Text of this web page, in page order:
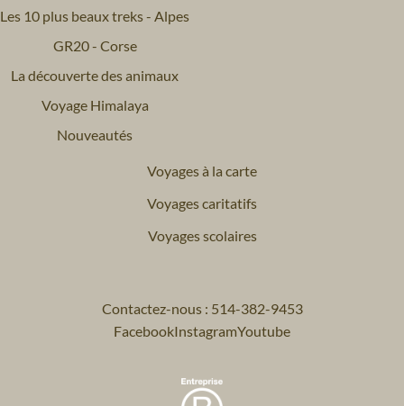
Les 10 plus beaux treks - Alpes
GR20 - Corse
La découverte des animaux
Voyage Himalaya
Nouveautés
Voyages à la carte
Voyages caritatifs
Voyages scolaires
Contactez-nous : 514-382-9453
FacebookInstagramYoutube